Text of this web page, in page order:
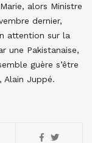
alors Ministre
dernier,
attention sur la
une Pakistanaise,
guère s’être
Alain Juppé.